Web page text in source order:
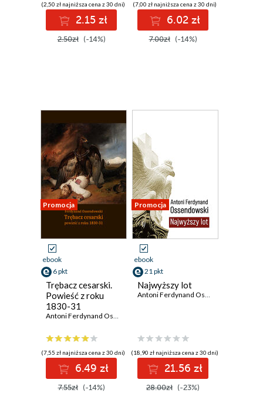
(2,50 zł najniższa cena z 30 dni)
2.15 zł
2.50zł (-14%)
(7,00 zł najniższa cena z 30 dni)
6.02 zł
7.00zł (-14%)
Promocja
ebook
6 pkt
Trębacz cesarski.
Powieść z roku
1830-31
Antoni Ferdynand Ossendowski
(7,55 zł najniższa cena z 30 dni)
6.49 zł
7.55zł (-14%)
Promocja
ebook
21 pkt
Najwyższy lot
Antoni Ferdynand Ossendowski
(18,90 zł najniższa cena z 30 dni)
21.56 zł
28.00zł (-23%)